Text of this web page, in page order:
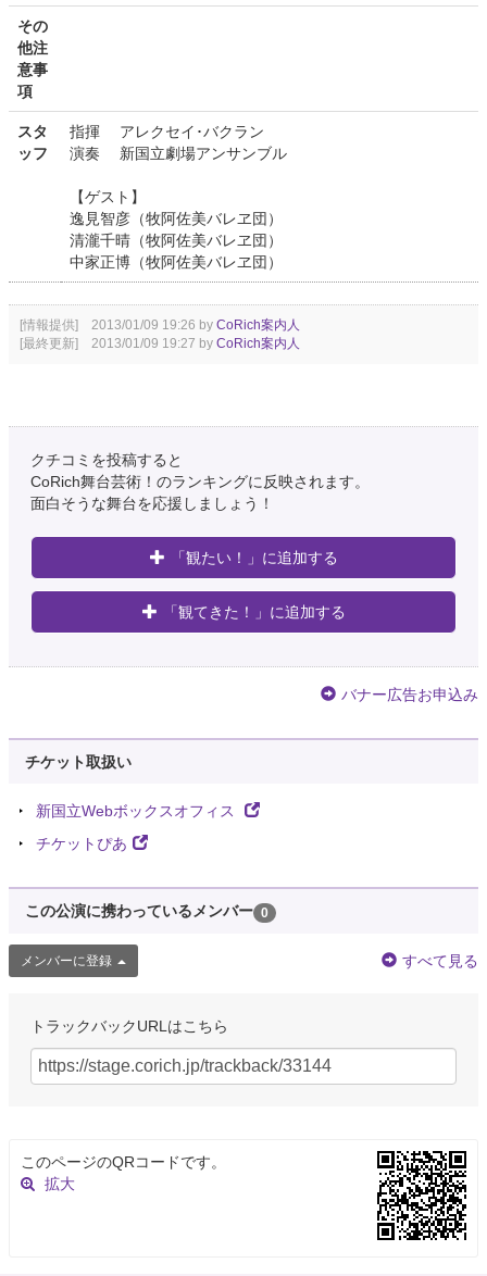
その
他注
意事
項
スタ
ッフ
指揮 アレクセイ･バクラン
演奏 新国立劇場アンサンブル
【ゲスト】
逸見智彦（牧阿佐美バレヱ団）
清瀧千晴（牧阿佐美バレヱ団）
中家正博（牧阿佐美バレヱ団）
[情報提供] 2013/01/09 19:26 by CoRich案内人
[最終更新] 2013/01/09 19:27 by CoRich案内人
クチコミを投稿すると
CoRich舞台芸術！のランキングに反映されます。
面白そうな舞台を応援しましょう！
「観たい！」に追加する
「観てきた！」に追加する
バナー広告お申込み
チケット取扱い
新国立Webボックスオフィス
チケットぴあ
この公演に携わっているメンバー 0
メンバーに登録 すべて見る
トラックバックURLはこちら
このページのQRコードです。
拡大